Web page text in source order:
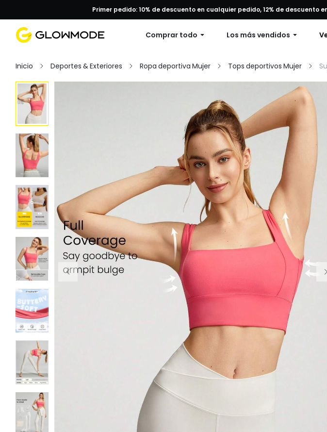
Primer pedido: 10% de descuento en cualquier pedido, 12% de descuento
Envío gratuito en
Comprar todo Los más vendidos
Inicio Deportes & Exteriores Ropa deportiva Mujer Tops deportivos Mujer